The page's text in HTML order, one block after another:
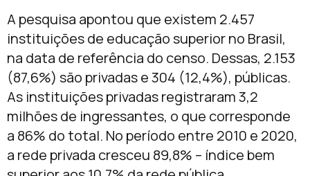
A pesquisa apontou que existem 2.457
instituições de educação superior no Brasil,
na data de referência do censo. Dessas, 2.153
(87,6%) são privadas e 304 (12,4%), públicas.
As instituições privadas registraram 3,2
milhões de ingressantes, o que corresponde
a 86% do total. No período entre 2010 e 2020,
a rede privada cresceu 89,8% – índice bem